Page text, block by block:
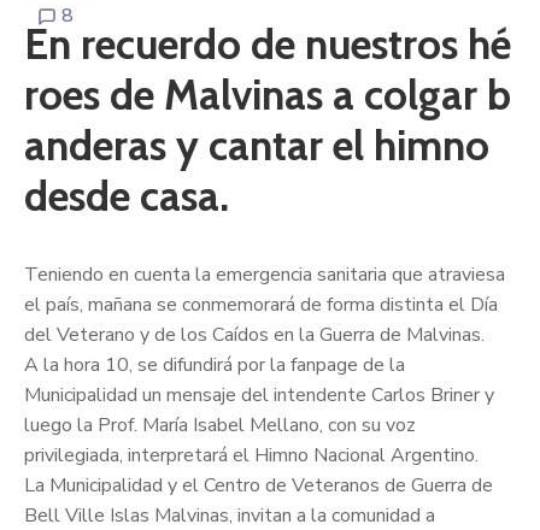
8
En recuerdo de nuestros hé
roes de Malvinas a colgar b
anderas y cantar el himno
desde casa.
Teniendo en cuenta la emergencia sanitaria que atraviesa
el país, mañana se conmemorará de forma distinta el Día
del Veterano y de los Caídos en la Guerra de Malvinas.
A la hora 10, se difundirá por la fanpage de la
Municipalidad un mensaje del intendente Carlos Briner y
luego la Prof. María Isabel Mellano, con su voz
privilegiada, interpretará el Himno Nacional Argentino.
La Municipalidad y el Centro de Veteranos de Guerra de
Bell Ville Islas Malvinas, invitan a la comunidad a